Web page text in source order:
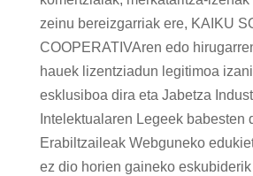
zeinu bereizgarriak ere, KAIKU
COOPERATIVAren edo
hauek lizentziadun legitimoa
esklusiboa dira eta Jabetza
Intelektualaren Legeek babesten
Erabiltzaileak Webguneko
ez dio horien gaineko